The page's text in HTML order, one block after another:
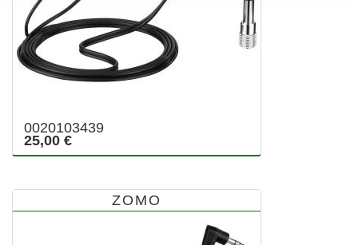
0020103439
25,00 €
ZOMO